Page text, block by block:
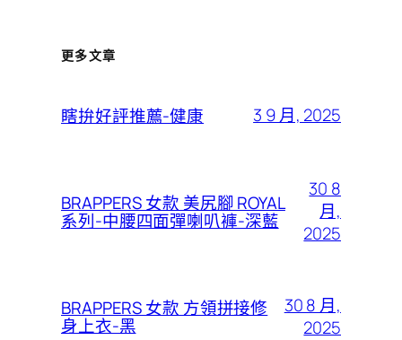
更多文章
瞎拚好評推薦-健康 3 9 月, 2025
BRAPPERS 女款 美尻腳 ROYAL
系列-中腰四面彈喇叭褲-深藍
30 8
月,
2025
BRAPPERS 女款 方領拼接修
身上衣-黑
30 8 月,
2025